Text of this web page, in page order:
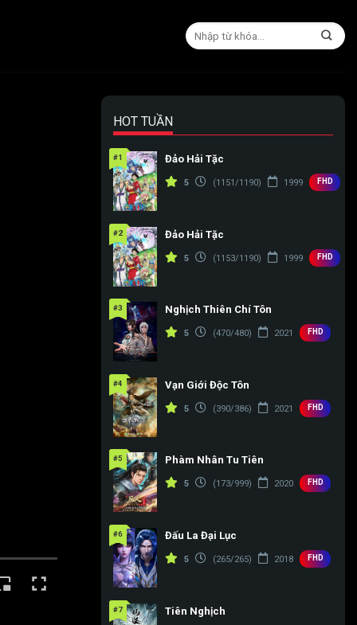
HOT TUẦN
#1 Đảo Hải Tặc
5 (1151/1190) 1999 FHD
#2 Đảo Hải Tặc
5 (1153/1190) 1999 FHD
#3 Nghịch Thiên Chí Tôn
5 (470/480) 2021 FHD
#4 Vạn Giới Độc Tôn
5 (390/386) 2021 FHD
#5 Phàm Nhân Tu Tiên
5 (173/999) 2020 FHD
#6 Đấu La Đại Lục
5 (265/265) 2018 FHD
#7 Tiên Nghịch